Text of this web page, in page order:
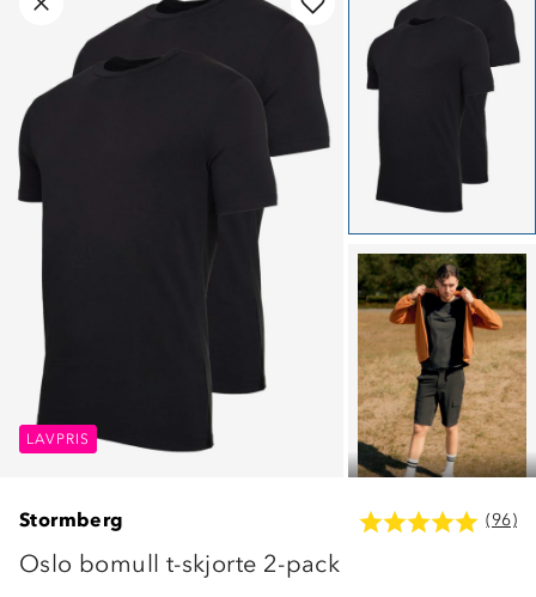
LAVPRIS LAVPRIS
LAVPRIS
Stormberg (96)
Oslo bomull t-skjorte 2-pack